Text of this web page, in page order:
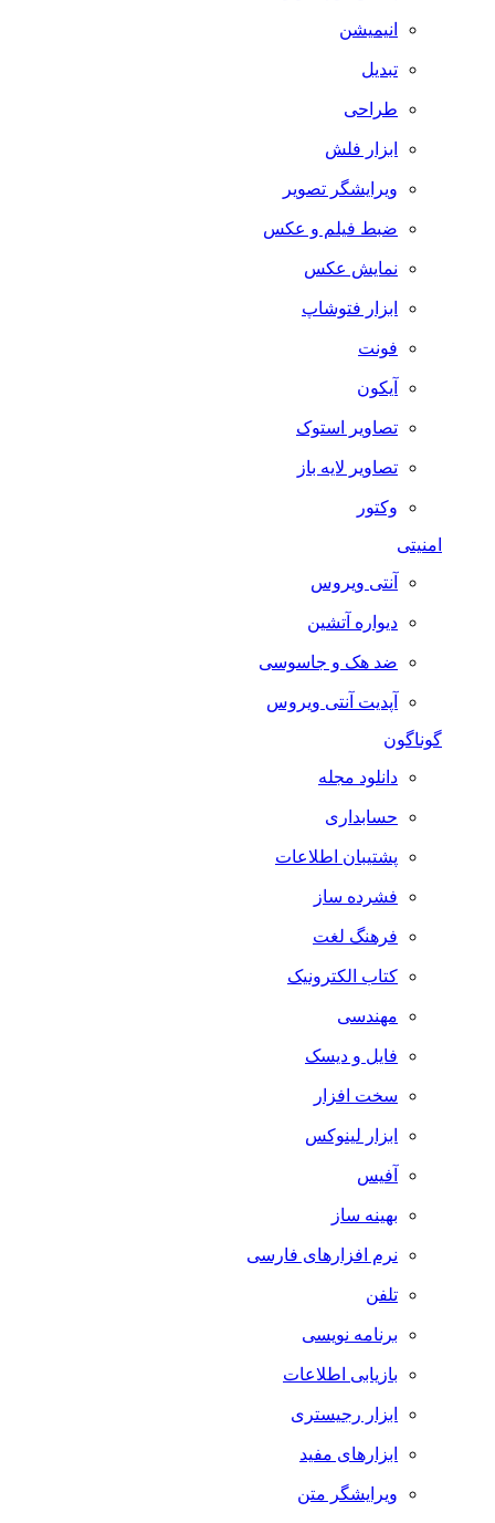
انیمیشن
تبدیل
طراحی
ابزار فلش
ویرایشگر تصویر
ضبط فيلم و عكس
نمایش عکس
ابزار فتوشاپ
فونت
آیکون
تصاویر استوک
تصاویر لایه باز
وکتور
امنیتی
آنتی ویروس
دیواره آتشین
ضد هک و جاسوسی
آپدیت آنتی ویروس
گوناگون
دانلود مجله
حسابداری
پشتیبان اطلاعات
فشرده ساز
فرهنگ لغت
کتاب الکترونیک
مهندسی
فایل و دیسک
سخت افزار
ابزار لینوکس
آفیس
بهینه ساز
نرم افزارهای فارسی
تلفن
برنامه نویسی
بازیابی اطلاعات
ابزار رجیستری
ابزارهای مفید
ویرایشگر متن